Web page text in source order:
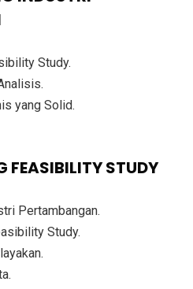
Study.
yang Solid.
FEASIBILITY STUDY
Pertambangan.
Study.